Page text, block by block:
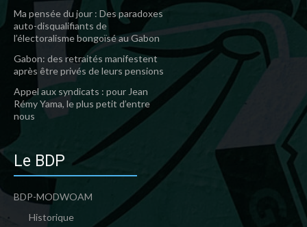
Ma pensée du jour : Des paradoxes
auto-disqualifiants de
l’électoralisme bongoïsé au Gabon
Gabon: des retraités manifestent
après être privés de leurs pensions
Appel aux syndicats : pour Jean
Rémy Yama, le plus petit d’entre
nous
Le BDP
BDP-MODWOAM
Historique